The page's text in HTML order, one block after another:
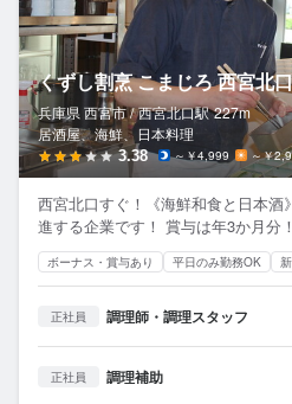
くずし割烹 こまじろ 西宮北
兵庫県 西宮市 / 西宮北口駅 227m
居酒屋、海鮮、日本料理
3.38 ～￥4,999 ～￥
西宮北口すぐ！《海鮮和食と日本酒
進する企業です！ 賞与は年3か月分！
ボーナス・賞与あり 平日のみ勤務OK
正社員 調理師・調理スタッフ
正社員 調理補助